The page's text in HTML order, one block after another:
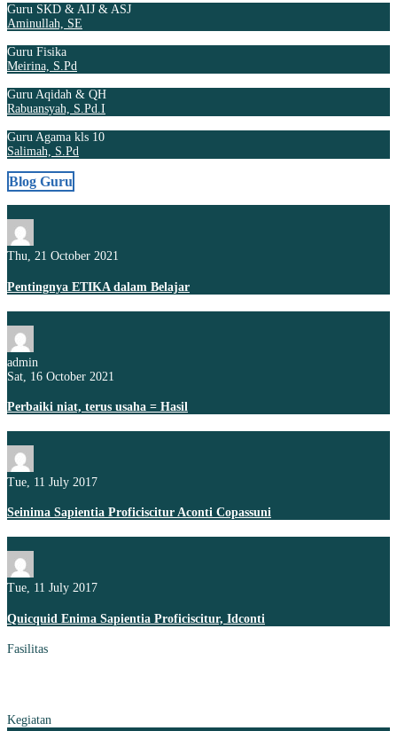
Guru SKD & AIJ & ASJ
Aminullah, SE
Guru Fisika
Meirina, S.Pd
Guru Aqidah & QH
Rabuansyah, S.Pd.I
Guru Agama kls 10
Salimah, S.Pd
Blog Guru
Thu, 21 October 2021
Pentingnya ETIKA dalam Belajar
admin
Sat, 16 October 2021
Perbaiki niat, terus usaha = Hasil
Tue, 11 July 2017
Seinima Sapientia Proficiscitur Aconti Copassuni
Tue, 11 July 2017
Quicquid Enima Sapientia Proficiscitur, Idconti
Fasilitas
Kegiatan